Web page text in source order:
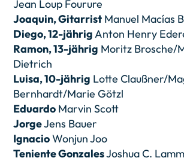
Jean Loup Fourure
Joaquin, Gitarrist Manuel Macías
Diego, 12-jährigAnton Henry
Ramon, 13-jährig Moritz Brosche/
Dietrich
Luisa, 10-jährig Lotte Claußner/
Bernhardt/Marie Götzl
Eduardo Marvin Scott
JorgeJens Bauer
IgnacioWonjun Joo
Teniente GonzalesJoshua C. Lamm